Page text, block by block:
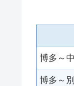
博多～
博多～